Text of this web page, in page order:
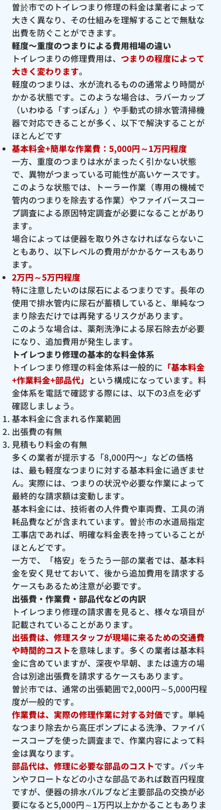
曽於市でのトイレつまり修理の料金は業者によって
大きく異なり、その仕組みを理解することで無駄な
出費を防ぐことができます。
軽度〜重度のつまりによる費用相場の違い
トイレつまりの修理費用は、 つまりの程度によって
大きく変わります。
軽度のつまりは、水が流れるものの通常より時間が
かかる状態です。このような場合は、ラバーカップ
（いわゆる「すっぽん」）や手動式の排水管清掃機
器で対応できることが多く、以下で解決することが
ほとんどです
基本料金+簡単な作業費：5,000円～1万円程度
一方、重度のつまりは水がまったく引かない状態
で、異物がつまっている可能性が高いケースです。
このような状態では、トーラー作業（専用の機械で
管内のつまりを除去する作業）やファイバースコー
プ調査による原因特定調査が必要になることがあり
ます。
場合によっては便器を取り外さなければならないこ
ともあり、以下レベルの費用がかかるケースもあり
ます。
2万円～5万円程度
特に注意したいのは尿石によるつまりです。長年の
使用で排水管内に尿石が蓄積していると、単純なつ
まり除去だけでは再発するリスクがあります。
このような場合は、薬剤洗浄による尿石除去が必要
になり、追加費用が発生します。
トイレつまり修理の基本的な料金体系
トイレつまり修理の料金体系は一般的に 「基本料金
+作業料金+部品代」 という構成になっています。料
金体系を電話で確認する際には、以下の3点を必ず
確認しましょう。
基本料金に含まれる作業範囲
出張費の有無
見積もり料金の有無
多くの業者が提示する「8,000円〜」などの価格
は、最も軽度なつまりに対する基本料金に過ぎませ
ん。実際には、つまりの状況や必要な作業によって
最終的な請求額は変動します。
基本料金には、技術者の人件費や車両費、工具の消
耗品費などが含まれています。曽於市の水道局指定
工事店であれば、明確な料金表を持っていることが
ほとんどです。
一方で、「格安」をうたう一部の業者では、基本料
金を安く見せておいて、後から追加費用を請求する
ケースもあるため注意が必要です。
出張費・作業費・部品代などの内訳
トイレつまり修理の請求書を見ると、様々な項目が
記載されていることがあります。
出張費は、修理スタッフが現場に来るための交通費
や時間的コストを意味します。多くの業者は基本料
金に含めていますが、深夜や早朝、または遠方の場
合は別途出張費を請求するケースもあります。
曽於市では、通常の出張範囲で2,000円～5,000円程
度が一般的です。
作業費は、実際の修理作業に対する対価です。単純
なつまり除去から高圧ポンプによる洗浄、ファイバ
ースコープを使った調査まで、作業内容によって料
金は異なります。
部品代は、修理に必要な部品のコストです。パッキ
ンやフロートなどの小さな部品であれば数百円程度
ですが、便器の排水バルブなど主要部品の交換が必
要になると5,000円～1万円以上かかることもありま